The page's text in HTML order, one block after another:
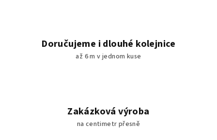
í
p
r
v
ý
p
Doručujeme i dlouhé kolejnice
až 6 m v jednom kuse
Zakázková výroba
na centimetr přesně